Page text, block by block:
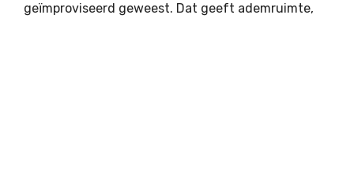
geïmproviseerd geweest. Dat geeft ademruimte,